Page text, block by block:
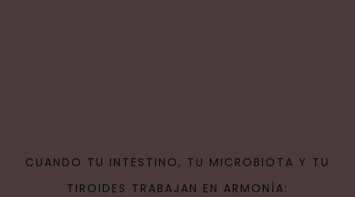
CUANDO TU INTESTINO, TU MICROBIOTA Y TU
TIROIDES TRABAJAN EN ARMONÍA: